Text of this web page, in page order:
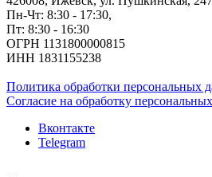
Пн-Чт: 8:30 - 17:30,
Пт: 8:30 - 16:30
ОГРН 1131800000815
ИНН 1831155238
Политика обработки персональных
Согласие на обработку
Вконтакте
Telegram